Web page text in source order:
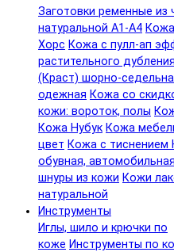
Заготовки ременные из
натуральной А1-А4
Хорс Кожа с пулл-ап
растительного
(Краст) шорно-
одежная Кожа со
кожи: вороток, полы
Кожа Нубук Кожа
цвет Кожа с тиснением
обувная, автомобильная
шнуры из кожи Кожи
натуральной
Инструменты
Иглы, шило и крючки по
коже Инструменты по